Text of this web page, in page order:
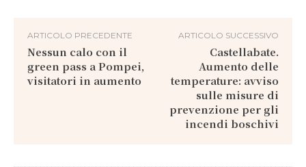
ARTICOLO PRECEDENTE
Nessun calo con il
green pass a Pompei,
visitatori in aumento
ARTICOLO SUCCESSIVO
Castellabate.
Aumento delle
temperature: avviso
sulle misure di
prevenzione per gli
incendi boschivi